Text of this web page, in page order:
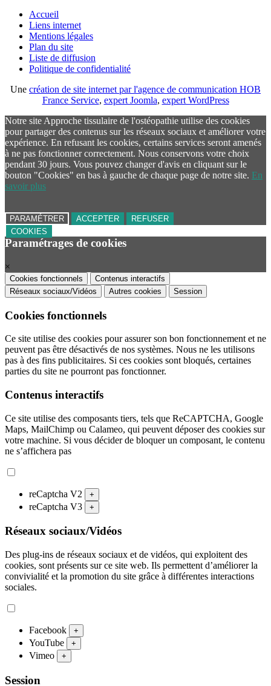
Accueil
Liens internet
Mentions légales
Plan du site
Liste de diffusion
Politique de confidentialité
Une création de site internet par l'agence de communication HOB
France Service, expert Joomla, expert WordPress
Notre site Approche tissulaire de l'ostéopathie utilise des cookies
pour partager des contenus sur les réseaux sociaux et améliorer votre
expérience. En refusant les cookies, certains services seront amenés
à ne pas fonctionner correctement. Nous conservons votre choix
pendant 30 jours. Vous pouvez changer d'avis en cliquant sur le
bouton "Cookies" en bas à gauche de chaque page de notre site. En
savoir plus
PARAMÉTRER ACCEPTER
REFUSER
COOKIES
Paramétrages de cookies
×
Cookies fonctionnels
Contenus interactifs
Réseaux sociaux/Vidéos
Autres cookies Session
Cookies fonctionnels
Ce site utilise des cookies pour assurer son bon fonctionnement et ne
peuvent pas être désactivés de nos systèmes. Nous ne les utilisons
pas à des fins publicitaires. Si ces cookies sont bloqués, certaines
parties du site ne pourront pas fonctionner.
Contenus interactifs
Ce site utilise des composants tiers, tels que ReCAPTCHA, Google
Maps, MailChimp ou Calameo, qui peuvent déposer des cookies sur
votre machine. Si vous décider de bloquer un composant, le contenu
ne s’affichera pas
reCaptcha V2 +
reCaptcha V3 +
Réseaux sociaux/Vidéos
Des plug-ins de réseaux sociaux et de vidéos, qui exploitent des
cookies, sont présents sur ce site web. Ils permettent d’améliorer la
convivialité et la promotion du site grâce à différentes interactions
sociales.
Facebook +
YouTube +
Vimeo +
Session